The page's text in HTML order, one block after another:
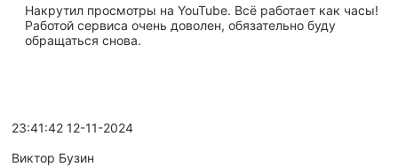
Накрутил просмотры на YouTube. Всё работает как часы!
Работой сервиса очень доволен, обязательно буду
обращаться снова.
23:41:42 12-11-2024
Виктор Бузин